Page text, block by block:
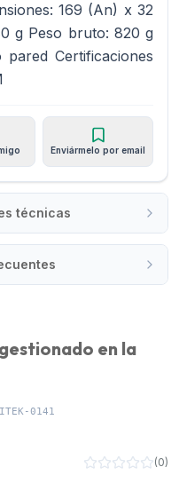
169 (An) x 32
g Peso bruto: 820 g
Certificaciones
Enviármelo por email
técnicas
en la
0141
(0)